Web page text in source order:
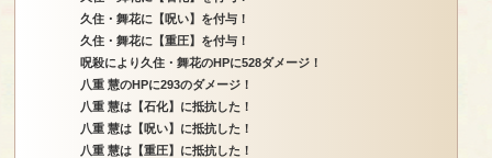
久住・舞花に【呪い】を付与！
久住・舞花に【重圧】を付与！
呪殺により久住・舞花のHPに528ダメージ！
八重 慧のHPに293のダメージ！
八重 慧は【石化】に抵抗した！
八重 慧は【呪い】に抵抗した！
八重 慧は【重圧】に抵抗した！